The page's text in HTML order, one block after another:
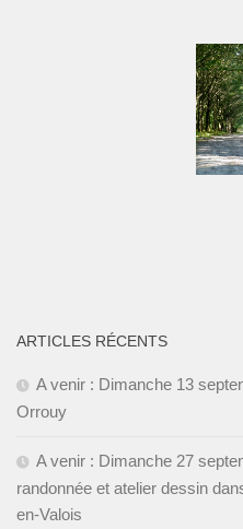
ARTICLES RÉCENTS
A venir : Dimanche 13
Orrouy
A venir : Dimanche 27
randonnée et atelier dessin
en-Valois